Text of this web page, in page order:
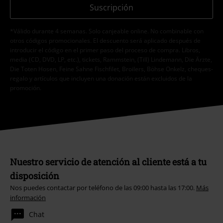
Suscripción
*Válido durante 4 semanas. Solo canjeable online. No combinable con
otros códigos promocionales. El descuento será aplicado después de
introducir el código en el primer paso del proceso de compra. Libros,
media (CD, DVD, LP, etc.), tickets, Rammstein, (Till) Lindemann, Die Ärzte,
Die Toten Hosen, Feine Sahne Fischfilet, Broilers, Böhse Onkelz, cheques-
regalo y artículos que incluyen una donación están excluidos de la
promoción.
Nuestro servicio de atención al cliente está a tu
disposición
Nos puedes contactar por teléfono de las 09:00 hasta las 17:00. Más
información
Chat